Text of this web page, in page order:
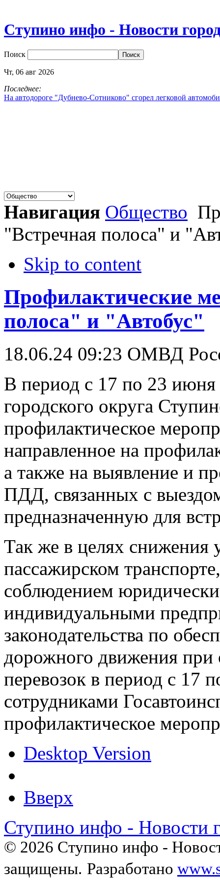
Ступино инфо - Новости
Поиск
Чт, 06 авг 2026
Последнее:
На автодороге "Дубнево‑Сотниково" сгорел легковой
Навигация Общество
"Встречная полоса" и
Skip to content
Профилактические
полоса" и "Автобус"
18.06.24 09:23 ОМВД
В период с 17 по 23 июня
городского округа
профилактическое
направленное на
а также на выявление и
ПДД, связанных с
предназначенную для
Так же в целях снижения
пассажирском
соблюдением
индивидуальными
законодательства по
дорожного движения при
перевозок в период с 17
сотрудниками
профилактическое
Desktop Version
Вверх
Ступино инфо - Новости
© 2026 Ступино инфо -
защищены. Разработано